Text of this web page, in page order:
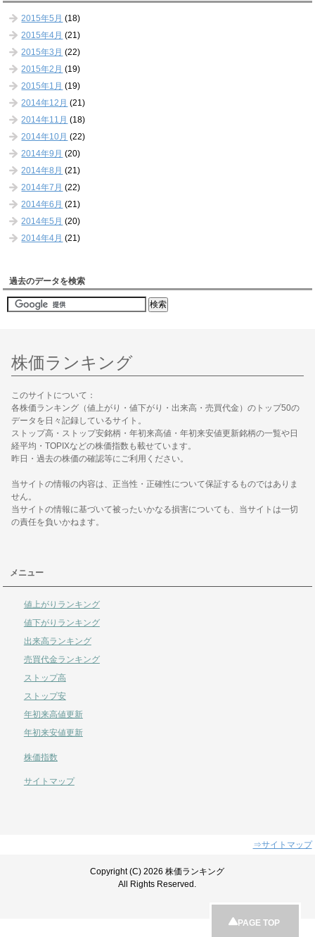
2015年5月 (18)
2015年4月 (21)
2015年3月 (22)
2015年2月 (19)
2015年1月 (19)
2014年12月 (21)
2014年11月 (18)
2014年10月 (22)
2014年9月 (20)
2014年8月 (21)
2014年7月 (22)
2014年6月 (21)
2014年5月 (20)
2014年4月 (21)
過去のデータを検索
株価ランキング
このサイトについて：
各株価ランキング（値上がり・値下がり・出来高・売買代金）のトップ50の
データを日々記録しているサイト。
ストップ高・ストップ安銘柄・年初来高値・年初来安値更新銘柄の一覧や日
経平均・TOPIXなどの株価指数も載せています。
昨日・過去の株価の確認等にご利用ください。
当サイトの情報の内容は、正当性・正確性について保証するものではありま
せん。
当サイトの情報に基づいて被ったいかなる損害についても、当サイトは一切
の責任を負いかねます。
メニュー
値上がりランキング
値下がりランキング
出来高ランキング
売買代金ランキング
ストップ高
ストップ安
年初来高値更新
年初来安値更新
株価指数
サイトマップ
⇒サイトマップ
Copyright (C) 2026 株価ランキング
All Rights Reserved.
PAGE TOP